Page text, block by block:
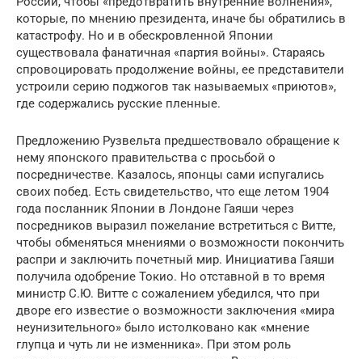
которые, по мнению президента, иначе бы обратились в
катастрофу. Но и в обескровленной Японии
существовала фанатичная «партия войны». Стараясь
спровоцировать продолжение войны, ее представители
устроили серию поджогов так называемых «приютов»,
где содержались русские пленные.
Предложению Рузвельта предшествовало обращение к
нему японского правительства с просьбой о
посредничестве. Казалось, японцы сами испугались
своих побед. Есть свидетельство, что еще летом 1904
года посланник Японии в Лондоне Гаяши через
посредников выразил пожелание встретиться с Витте,
чтобы обменяться мнениями о возможности покончить
распри и заключить почетный мир. Инициатива Гаяши
получила одобрение Токио. Но отставной в то время
министр С.Ю. Витте с сожалением убедился, что при
дворе его известие о возможности заключения «мира
неунизительного» было истолковано как «мнение
глупца и чуть ли не изменника». При этом роль